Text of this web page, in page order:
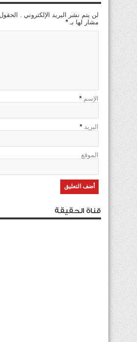
لن يتم نشر البريد الإلكتروني .
مشار لها بـ *
الإسم *
البريد *
الموقع
قناة الحقيقة